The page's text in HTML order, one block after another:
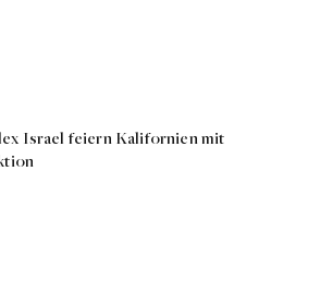
Israel feiern Kalifornien mit